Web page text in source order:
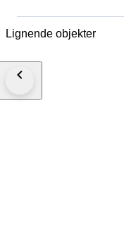
présente des micros
Lignende objekter